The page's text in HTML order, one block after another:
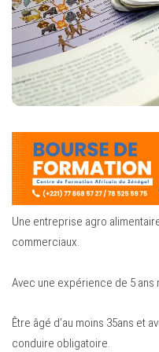
Une entreprise agro
commerciaux.
Avec une expérience de 5 ans
Être âgé d’au moins 35ans et
conduire obligatoire.